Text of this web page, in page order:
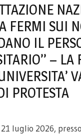
FERMI SUI
IL
–
PROTESTA
luglio 2026,